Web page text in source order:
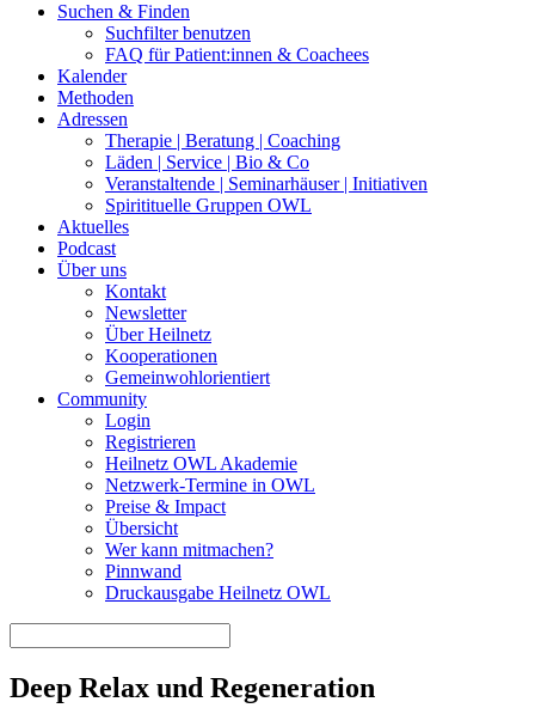
Suchen & Finden
Suchfilter benutzen
FAQ für Patient:innen & Coachees
Kalender
Methoden
Adressen
Therapie | Beratung | Coaching
Läden | Service | Bio & Co
Veranstaltende | Seminarhäuser | Initiativen
Spiritituelle Gruppen OWL
Aktuelles
Podcast
Über uns
Kontakt
Newsletter
Über Heilnetz
Kooperationen
Gemeinwohlorientiert
Community
Login
Registrieren
Heilnetz OWL Akademie
Netzwerk-Termine in OWL
Preise & Impact
Übersicht
Wer kann mitmachen?
Pinnwand
Druckausgabe Heilnetz OWL
Deep Relax und Regeneration